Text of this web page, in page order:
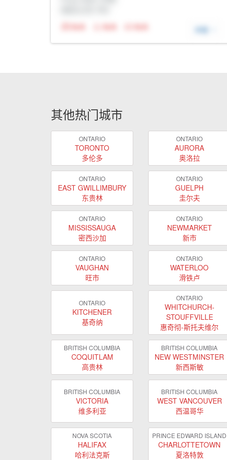
N/A
N/A N/A 详细
其他热门城市
ONTARIO
TORONTO
多伦多
ONTARIO
AURORA
奥洛拉
ONTARIO
EAST GWILLIMBURY
东贵林
ONTARIO
GUELPH
圭尔夫
ONTARIO
MISSISSAUGA
密西沙加
ONTARIO
NEWMARKET
新市
ONTARIO
VAUGHAN
旺市
ONTARIO
WATERLOO
滑铁卢
ONTARIO
KITCHENER
基奇纳
ONTARIO
WHITCHURCH-
STOUFFVILLE
惠奇彻-斯托夫维尔
BRITISH COLUMBIA
COQUITLAM
高贵林
BRITISH COLUMBIA
NEW WESTMINSTER
新西斯敏
BRITISH COLUMBIA
VICTORIA
维多利亚
BRITISH COLUMBIA
WEST VANCOUVER
西温哥华
NOVA SCOTIA
HALIFAX
哈利法克斯
PRINCE EDWARD ISLAND
CHARLOTTETOWN
夏洛特敦